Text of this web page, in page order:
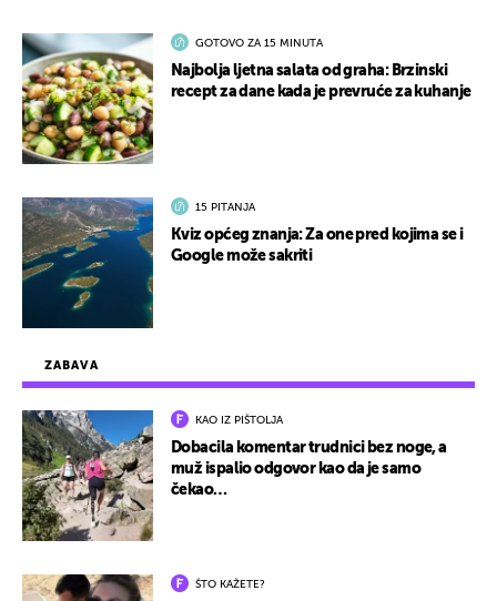
ZABAVA
KAO IZ PIŠTOLJA
Dobacila komentar trudnici bez noge, a
muž ispalio odgovor kao da je samo
čekao…
ŠTO KAŽETE?
GOTOVO ZA 15 MINUTA
Najbolja ljetna salata od graha: Brzinski
recept za dane kada je prevruće za kuhanje
15 PITANJA
Kviz općeg znanja: Za one pred kojima se i
Google može sakriti